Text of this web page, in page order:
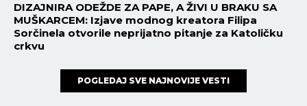
DIZAJNIRA ODEŽDE ZA PAPE, A ŽIVI U BRAKU SA
MUŠKARCEM: Izjave modnog kreatora Filipa
Sorčinela otvorile neprijatno pitanje za Katoličku
crkvu
POGLEDAJ SVE NAJNOVIJE VESTI